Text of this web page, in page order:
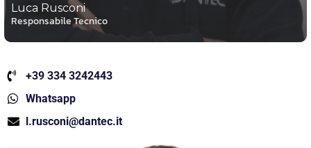
Luca Rusconi
Responsabile Tecnico
+39 334 3242443
Whatsapp
l.rusconi@dantec.it